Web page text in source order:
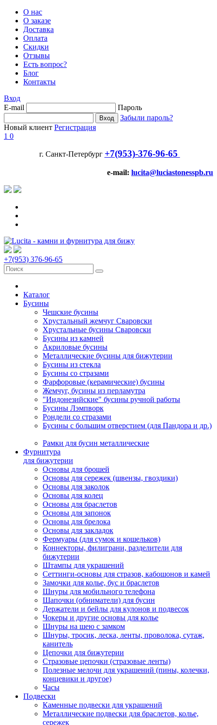
О нас
О заказе
Доставка
Оплата
Скидки
Отзывы
Есть вопрос?
Блог
Контакты
Вход
E-mail
Пароль
Забыли пароль?
Новый клиент Регистрация
1 0
г. Санкт-Петербург +7(953)-376-96-65
e-mail: lucita@luciastonesspb.ru
+7(953) 376-96-65
Каталог
Бусины
Чешские бусины
Хрустальный жемчуг Сваровски
Хрустальные бусины Сваровски
Бусины из камней
Акриловые бусины
Металлические бусины для бижутерии
Бусины из стекла
Бусины со стразами
Фарфоровые (керамические) бусины
Жемчуг, бусины из перламутра
"Индонезийские" бусины ручной работы
Бусины Лэмпворк
Рондели со стразами
Бусины с большим отверстием (для Пандора и др.)
Рамки для бусин металлические
Фурнитура
для бижутерии
Основы для брошей
Основы для сережек (швензы, гвоздики)
Основы для заколок
Основы для колец
Основы для браслетов
Основы для запонок
Основы для брелока
Основы для закладок
Фермуары (для сумок и кошельков)
Коннекторы, филиграни, разделители для
бижутерии
Штампы для украшений
Сеттинги-основы для стразов, кабошонов и камей
Замочки для колье, бус и браслетов
Шнуры для мобильного телефона
Шапочки (обниматели) для бусин
Держатели и бейлы для кулонов и подвесок
Чокеры и другие основы для колье
Шнуры на шею с замком
Шнуры, тросик, леска, ленты, проволока, сутаж,
канитель
Цепочки для бижутерии
Стразовые цепочки (стразовые ленты)
Полезные мелочи для украшений (пины, колечки,
концевики и другое)
Часы
Подвески
Каменные подвески для украшений
Металлические подвески для браслетов, колье,
сережек